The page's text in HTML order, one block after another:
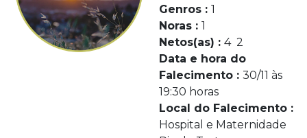
Genros : 1
Noras : 1
Netos(as) : 4 2
Data e hora do
Falecimento : 30/11 às
19:30 horas
Local do Falecimento :
Hospital e Maternidade